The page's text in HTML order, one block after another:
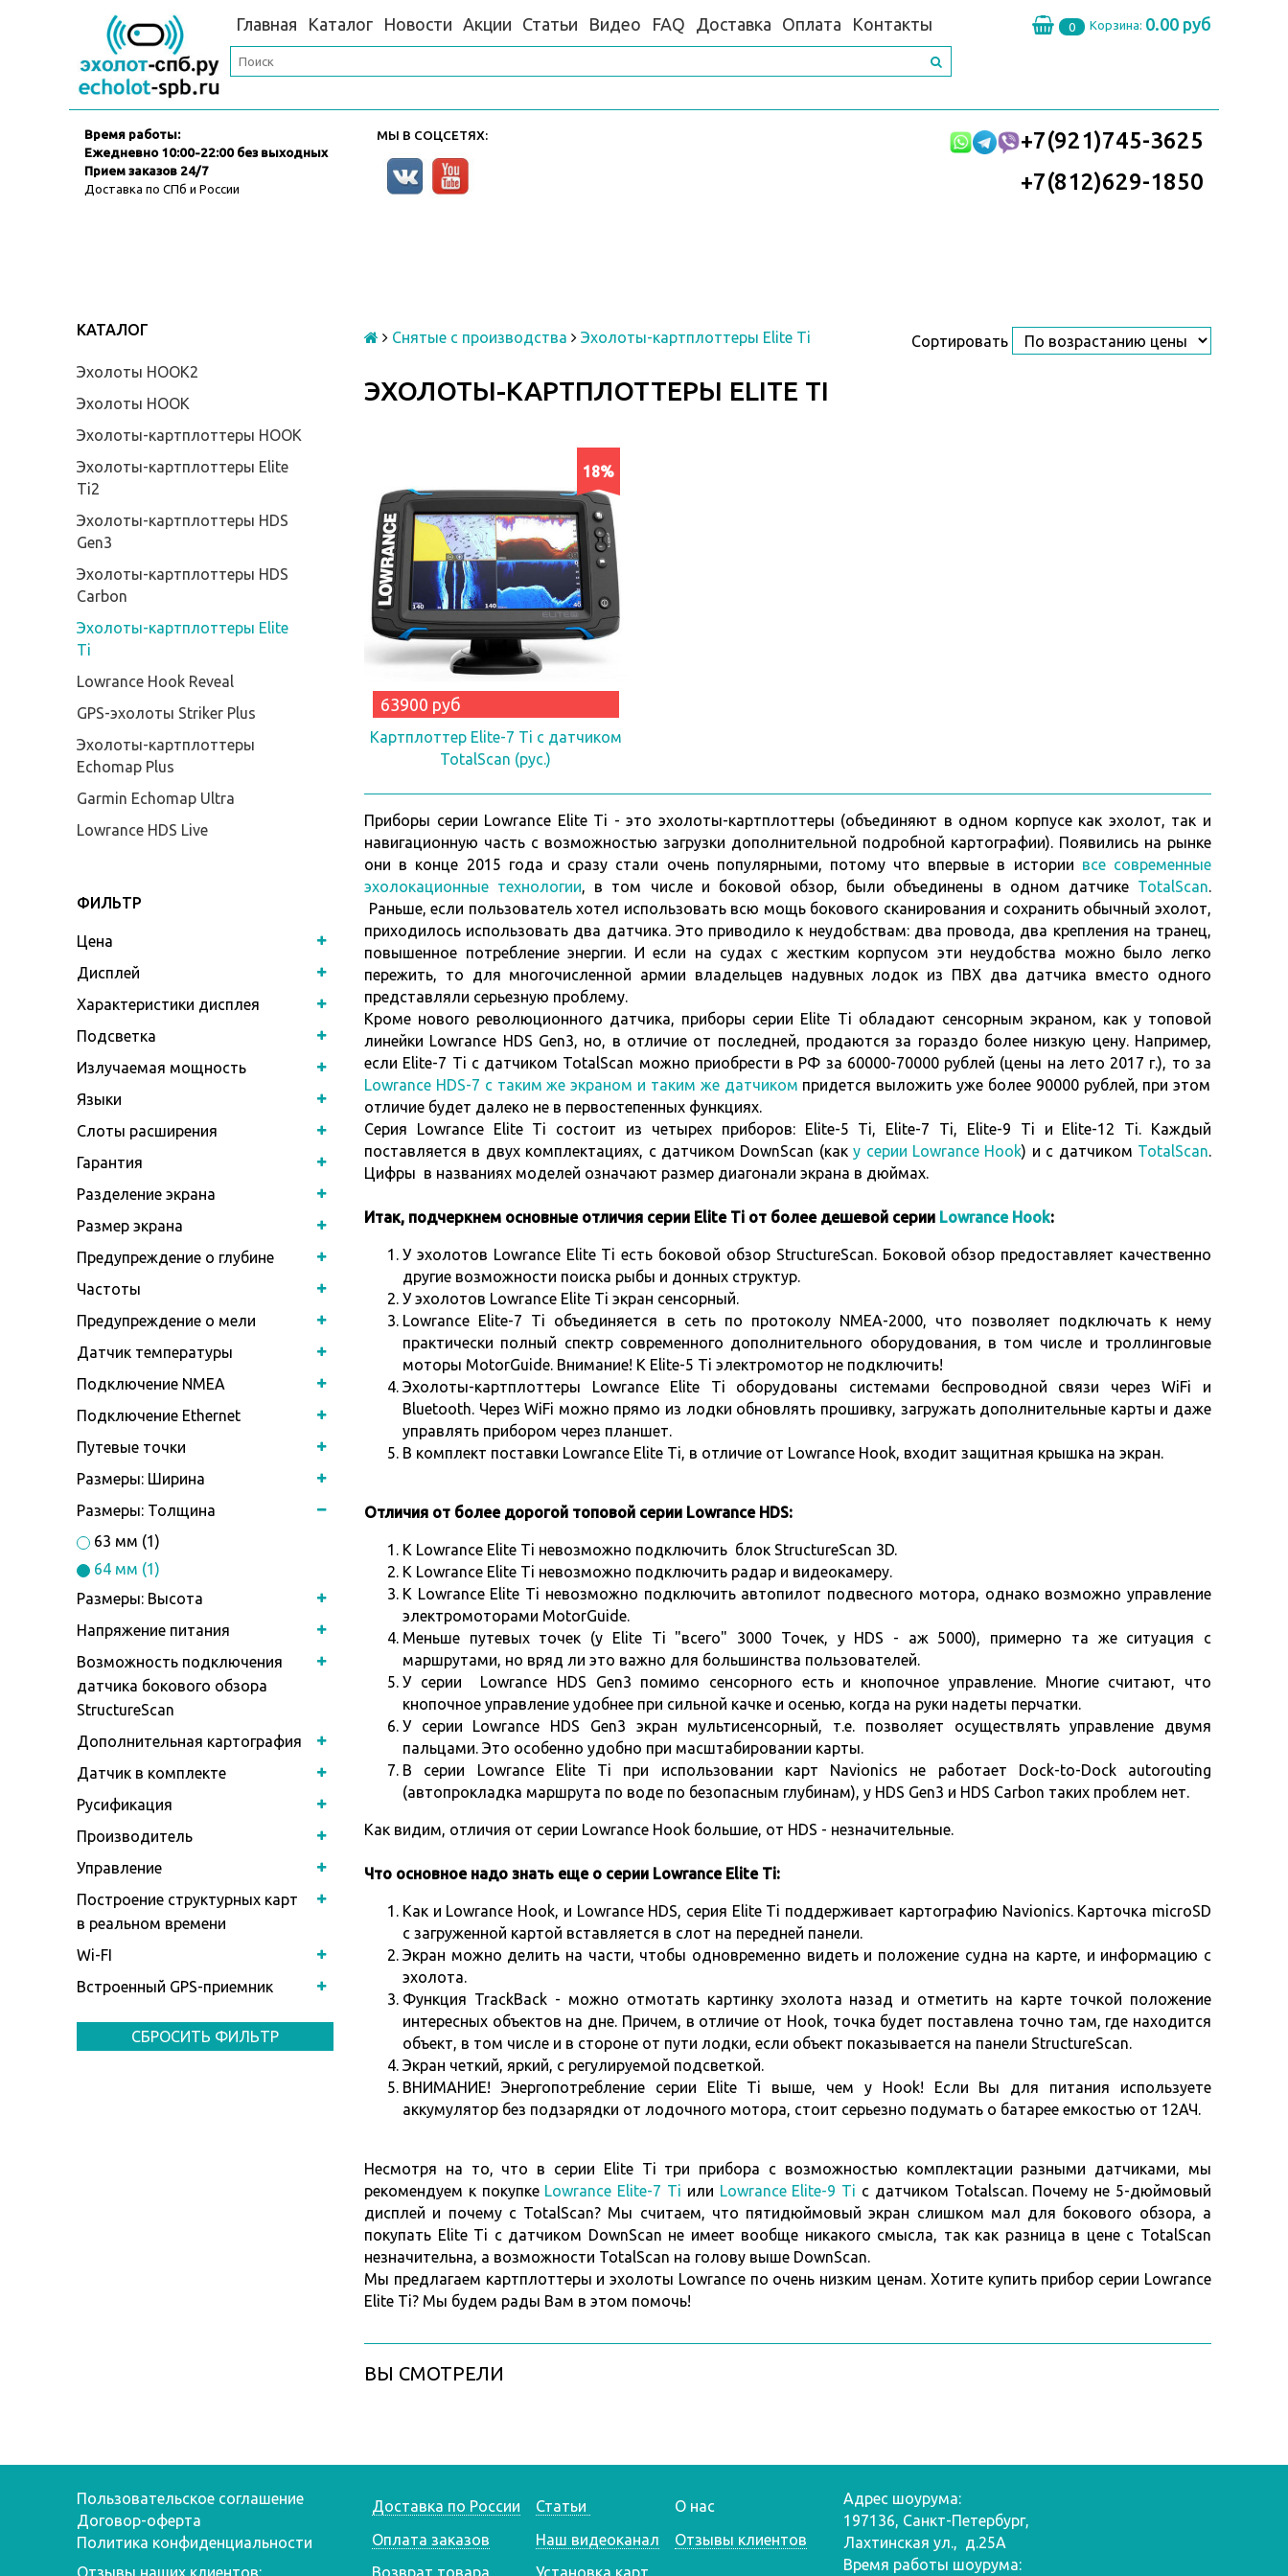
Главная Каталог Новости Акции Статьи Видео FAQ Доставка Оплата Контакты 0 Корзина: 0.00 руб
Время работы:
Ежедневно 10:00-22:00 без выходных
Прием заказов 24/7
Доставка по СПб и России
МЫ В СОЦСЕТЯХ:
+7(921)745-3625
+7(812)629-1850
КАТАЛОГ
Эхолоты HOOK2
Эхолоты HOOK
Эхолоты-картплоттеры HOOK
Эхолоты-картплоттеры Elite
Ti2
Эхолоты-картплоттеры HDS
Gen3
Эхолоты-картплоттеры HDS
Carbon
Эхолоты-картплоттеры Elite
Ti
Lowrance Hook Reveal
GPS-эхолоты Striker Plus
Эхолоты-картплоттеры
Echomap Plus
Garmin Echomap Ultra
Lowrance HDS Live
ФИЛЬТР
Цена
Дисплей
Характеристики дисплея
Подсветка
Излучаемая мощность
Языки
Слоты расширения
Гарантия
Разделение экрана
Размер экрана
Предупреждение о глубине
Частоты
Предупреждение о мели
Датчик температуры
Подключение NMEA
Подключение Ethernet
Путевые точки
Размеры: Ширина
Размеры: Толщина
63 мм (1)
64 мм (1)
Размеры: Высота
Напряжение питания
Возможность подключения
датчика бокового обзора
StructureScan
Дополнительная картография
Датчик в комплекте
Русификация
Производитель
Управление
Построение структурных карт
в реальном времени
Wi-FI
Встроенный GPS-приемник
СБРОСИТЬ ФИЛЬТР
Снятые с производства Эхолоты-картплоттеры Elite Ti Сортировать
ЭХОЛОТЫ-КАРТПЛОТТЕРЫ ELITE TI
18%
63900 руб
Картплоттер Elite-7 Ti с датчиком
TotalScan (рус.)
Приборы серии Lowrance Elite Ti - это эхолоты-картплоттеры (объединяют в одном корпусе как эхолот, так и
навигационную часть с возможностью загрузки дополнительной подробной картографии). Появились на рынке
они в конце 2015 года и сразу стали очень популярными, потому что впервые в истории все современные
эхолокационные технологии, в том числе и боковой обзор, были объединены в одном датчике TotalScan.
Раньше, если пользователь хотел использовать всю мощь бокового сканирования и сохранить обычный эхолот,
приходилось использовать два датчика. Это приводило к неудобствам: два провода, два крепления на транец,
повышенное потребление энергии. И если на судах с жестким корпусом эти неудобства можно было легко
пережить, то для многочисленной армии владельцев надувных лодок из ПВХ два датчика вместо одного
представляли серьезную проблему.
Кроме нового революционного датчика, приборы серии Elite Ti обладают сенсорным экраном, как у топовой
линейки Lowrance HDS Gen3, но, в отличие от последней, продаются за гораздо более низкую цену. Например,
если Elite-7 Ti с датчиком TotalScan можно приобрести в РФ за 60000-70000 рублей (цены на лето 2017 г.), то за
Lowrance HDS-7 с таким же экраном и таким же датчиком придется выложить уже более 90000 рублей, при этом
отличие будет далеко не в первостепенных функциях.
Серия Lowrance Elite Ti состоит из четырех приборов: Elite-5 Ti, Elite-7 Ti, Elite-9 Ti и Elite-12 Ti. Каждый
поставляется в двух комплектациях, с датчиком DownScan (каку серии Lowrance Hook) и с датчиком TotalScan.
Цифры в названиях моделей означают размер диагонали экрана в дюймах.
Итак, подчеркнем основные отличия серии Elite Ti от более дешевой серии Lowrance Hook:
У эхолотов Lowrance Elite Ti есть боковой обзор StructureScan. Боковой обзор предоставляет качественно
другие возможности поиска рыбы и донных структур.
У эхолотов Lowrance Elite Ti экран сенсорный.
Lowrance Elite-7 Ti объединяется в сеть по протоколу NMEA-2000, что позволяет подключать к нему
практически полный спектр современного дополнительного оборудования, в том числе и троллинговые
моторы MotorGuide. Внимание! К Elite-5 Ti электромотор не подключить!
Эхолоты-картплоттеры Lowrance Elite Ti оборудованы системами беспроводной связи через WiFi и
Bluetooth. Через WiFi можно прямо из лодки обновлять прошивку, загружать дополнительные карты и даже
управлять прибором через планшет.
В комплект поставки Lowrance Elite Ti, в отличие от Lowrance Hook, входит защитная крышка на экран.
Отличия от более дорогой топовой серии Lowrance HDS:
К Lowrance Elite Ti невозможно подключить блок StructureScan 3D.
К Lowrance Elite Ti невозможно подключить радар и видеокамеру.
К Lowrance Elite Ti невозможно подключить автопилот подвесного мотора, однако возможно управление
электромоторами MotorGuide.
Меньше путевых точек (у Elite Ti "всего" 3000 Точек, у HDS - аж 5000), примерно та же ситуация с
маршрутами, но вряд ли это важно для большинства пользователей.
У серии
Lowrance HDS Gen3 помимо сенсорного есть и кнопочное управление. Многие считают, что
кнопочное управление удобнее при сильной качке и осенью, когда на руки надеты перчатки.
У серии Lowrance HDS Gen3 экран мультисенсорный, т.е. позволяет осуществлять управление двумя
пальцами. Это особенно удобно при масштабировании карты.
В серии Lowrance Elite Ti при использовании карт Navionics не работает Dock-to-Dock autorouting
(автопрокладка маршрута по воде по безопасным глубинам), у HDS Gen3 и HDS Carbon таких проблем нет.
Как видим, отличия от серии Lowrance Hook большие, от HDS - незначительные.
Что основное надо знать еще о серии Lowrance Elite Ti:
Как и Lowrance Hook, и Lowrance HDS, серия Elite Ti поддерживает картографию Navionics. Карточка microSD
с загруженной картой вставляется в слот на передней панели.
Экран можно делить на части, чтобы одновременно видеть и положение судна на карте, и информацию с
эхолота.
Функция TrackBack - можно отмотать картинку эхолота назад и отметить на карте точкой положение
интересных объектов на дне. Причем, в отличие от Hook, точка будет поставлена точно там, где находится
объект, в том числе и в стороне от пути лодки, если объект показывается на панели StructureScan.
Экран четкий, яркий, с регулируемой подсветкой.
ВНИМАНИЕ! Энергопотребление серии Elite Ti выше, чем у Hook! Если Вы для питания используете
аккумулятор без подзарядки от лодочного мотора, стоит серьезно подумать о батарее емкостью от 12АЧ.
Несмотря на то, что в серии Elite Ti три прибора с возможностью комплектации разными датчиками, мы
рекомендуем к покупке Lowrance Elite-7 Ti или Lowrance Elite-9 Ti с датчиком Totalscan. Почему не 5-дюймовый
дисплей и почему с TotalScan? Мы считаем, что пятидюймовый экран слишком мал для бокового обзора, а
покупать Elite Ti с датчиком DownScan не имеет вообще никакого смысла, так как разница в цене с TotalScan
незначительна, а возможности TotalScan на голову выше DownScan.
Мы предлагаем картплоттеры и эхолоты Lowrance по очень низким ценам. Хотите купить прибор серии Lowrance
Elite Ti? Мы будем рады Вам в этом помочь!
ВЫ СМОТРЕЛИ
Пользовательское соглашение
Договор-оферта
Политика конфиденциальности
Отзывы наших клиентов:
Доставка по России
Оплата заказов
Возврат товара
Статьи
Наш видеоканал
Установка карт
О нас
Отзывы клиентов
Адрес шоурума:
197136, Санкт-Петербург,
Лахтинская ул., д.25А
Время работы шоурума: